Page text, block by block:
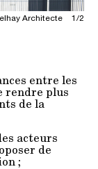
Architecte
1/2
entre les
rendre plus
de la
acteurs
de
;